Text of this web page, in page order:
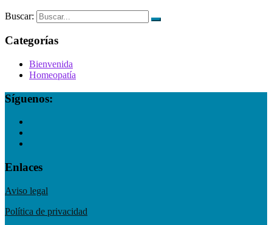
Buscar:
Categorías
Bienvenida
Homeopatía
Síguenos:
Enlaces
Aviso legal
Política de privacidad